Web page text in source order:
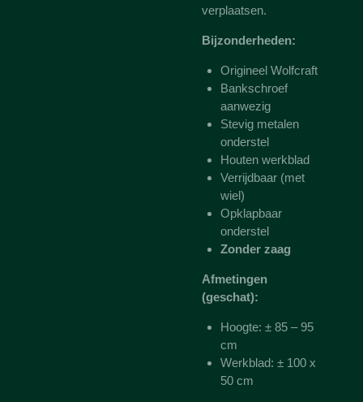
verplaatsen.
Bijzonderheden:
Origineel Wolfcraft
Bankschroef
aanwezig
Stevig metalen
onderstel
Houten werkblad
Verrijdbaar (met
wiel)
Opklapbaar
onderstel
Zonder zaag
Afmetingen
(geschat):
Hoogte: ± 85 – 95
cm
Werkblad: ± 100 x
50 cm